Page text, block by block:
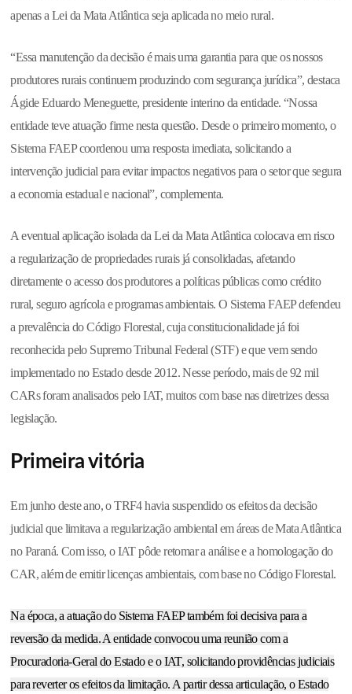
apenas a Lei da Mata Atlântica seja aplicada no meio rural.
“Essa manutenção da decisão é mais uma garantia para que os nossos
produtores rurais continuem produzindo com segurança jurídica”, destaca
Ágide Eduardo Meneguette, presidente interino da entidade. “Nossa
entidade teve atuação firme nesta questão. Desde o primeiro momento, o
Sistema FAEP coordenou uma resposta imediata, solicitando a
intervenção judicial para evitar impactos negativos para o setor que segura
a economia estadual e nacional”, complementa.
A eventual aplicação isolada da Lei da Mata Atlântica colocava em risco
a regularização de propriedades rurais já consolidadas, afetando
diretamente o acesso dos produtores a políticas públicas como crédito
rural, seguro agrícola e programas ambientais. O Sistema FAEP defendeu
a prevalência do Código Florestal, cuja constitucionalidade já foi
reconhecida pelo Supremo Tribunal Federal (STF) e que vem sendo
implementado no Estado desde 2012. Nesse período, mais de 92 mil
CARs foram analisados pelo IAT, muitos com base nas diretrizes dessa
legislação.
Primeira vitória
Em junho deste ano, o TRF4 havia suspendido os efeitos da decisão
judicial que limitava a regularização ambiental em áreas de Mata Atlântica
no Paraná. Com isso, o IAT pôde retomar a análise e a homologação do
CAR, além de emitir licenças ambientais, com base no Código Florestal.
Na época, a atuação do Sistema FAEP também foi decisiva para a
reversão da medida. A entidade convocou uma reunião com a
Procuradoria-Geral do Estado e o IAT, solicitando providências judiciais
para reverter os efeitos da limitação. A partir dessa articulação, o Estado